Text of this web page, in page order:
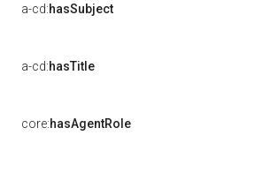
a-cd:hasSubject
a-cd:hasTitle
core:hasAgentRole